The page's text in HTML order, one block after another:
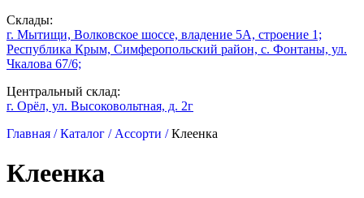
Склады:
г. Мытищи, Волковское шоссе, владение 5А, строение 1;
Республика Крым, Симферопольский район, с. Фонтаны, ул.
Чкалова 67/6;
Центральный склад:
г. Орёл, ул. Высоковольтная, д. 2г
Главная /Каталог / Ассорти /Клеенка
Клеенка